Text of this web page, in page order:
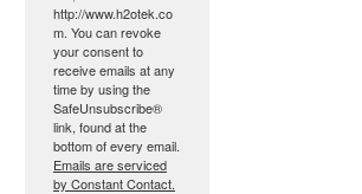
http://www.h2otek.co
m. You can revoke
your consent to
receive emails at any
time by using the
SafeUnsubscribe®
link, found at the
bottom of every email.
Emails are serviced
by Constant Contact.